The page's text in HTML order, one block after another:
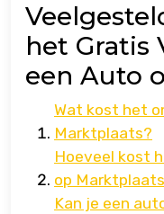
het Gratis
een Auto
Wat kost het
Marktplaats?
Hoeveel kost
op
Kan je een